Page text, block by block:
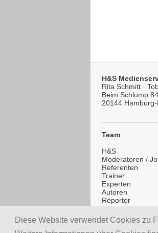
Diese Website verwendet Cookies zu
H&S
Rita Schmitt ·
Beim Schlump
20144
Team
H&S
Moderatoren /
Referenten
Trainer
Experten
Autoren
Reporter